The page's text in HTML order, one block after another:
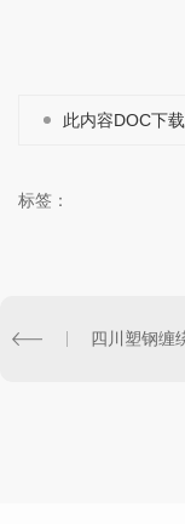
此内容DOC下载
标签：